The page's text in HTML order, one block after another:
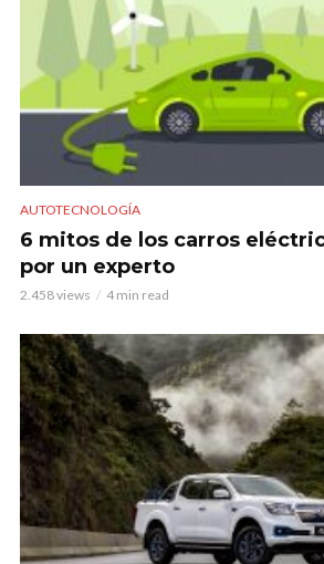
AUTOTECNOLOGÍA
6 mitos de los carros
por un experto
2.458 views 4 min read